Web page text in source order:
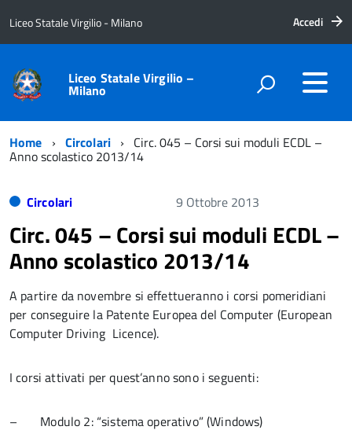
Liceo Statale Virgilio - Milano Accedi
Liceo Statale Virgilio –
Milano
Home Circolari Circ. 045 – Corsi sui moduli ECDL –
Anno scolastico 2013/14
Circolari 9 Ottobre 2013
Circ. 045 – Corsi sui moduli ECDL –
Anno scolastico 2013/14
A partire da novembre si effettueranno i corsi pomeridiani
per conseguire la Patente Europea del Computer (European
Computer Driving Licence).
I corsi attivati per quest’anno sono i seguenti:
– Modulo 2: “sistema operativo” (Windows)